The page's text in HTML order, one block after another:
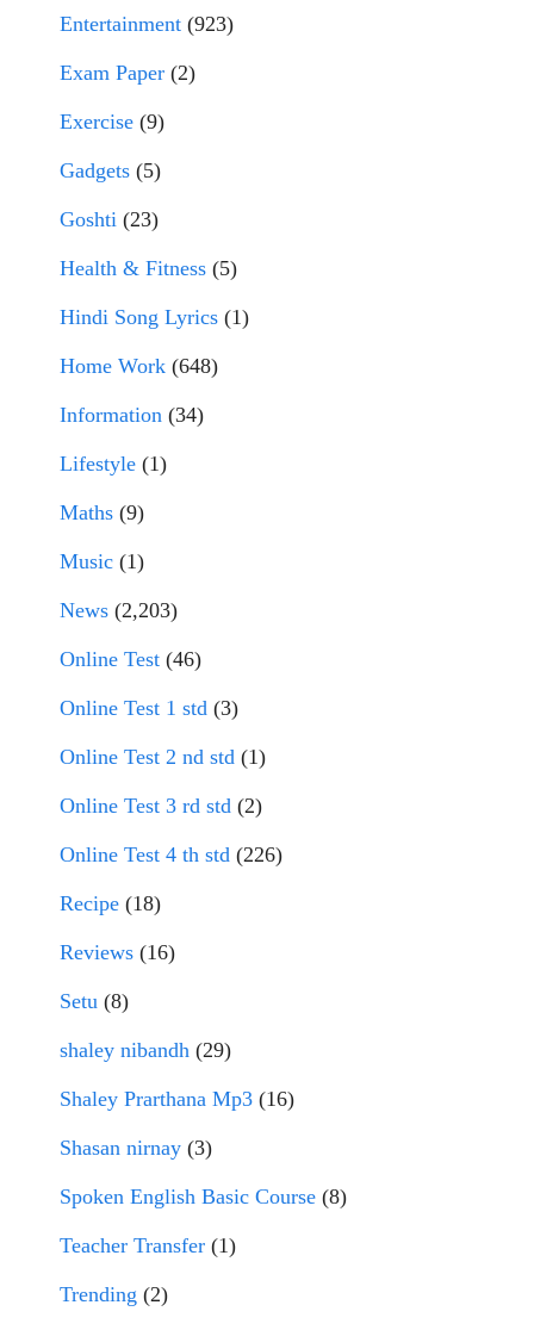
Entertainment (923)
Exam Paper (2)
Exercise (9)
Gadgets (5)
Goshti (23)
Health & Fitness (5)
Hindi Song Lyrics (1)
Home Work (648)
Information (34)
Lifestyle (1)
Maths (9)
Music (1)
News (2,203)
Online Test (46)
Online Test 1 std (3)
Online Test 2 nd std (1)
Online Test 3 rd std (2)
Online Test 4 th std (226)
Recipe (18)
Reviews (16)
Setu (8)
shaley nibandh (29)
Shaley Prarthana Mp3 (16)
Shasan nirnay (3)
Spoken English Basic Course (8)
Teacher Transfer (1)
Trending (2)